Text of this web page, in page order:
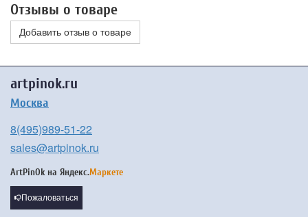
Отзывы о товаре
Добавить отзыв о товаре
artpinok.ru
Москва
8(495)989-51-22
sales@artpinok.ru
ArtPinOk на Яндекс.Маркете
Пожаловаться